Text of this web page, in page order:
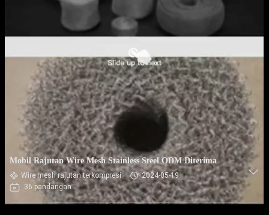
Mobil Rajutan Wire Mesh Stainless Steel ODM Diterima
Wire mesh rajutan terkompresi
2024-05-19
36 pandangan